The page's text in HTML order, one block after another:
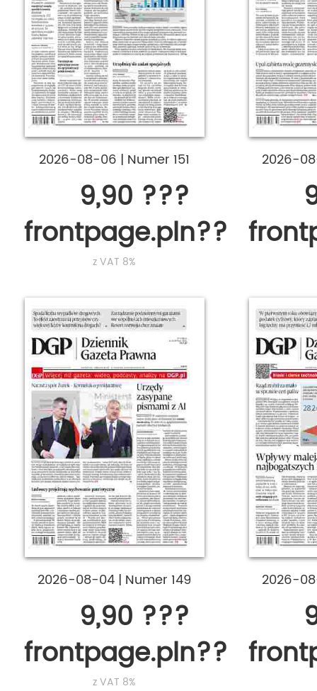
2026-08-06 | Numer 151
9,90 ???
frontpage.pln???
z VAT 8%
2026-
2026-08-04 | Numer 149
9,90 ???
frontpage.pln???
z VAT 8%
2026-